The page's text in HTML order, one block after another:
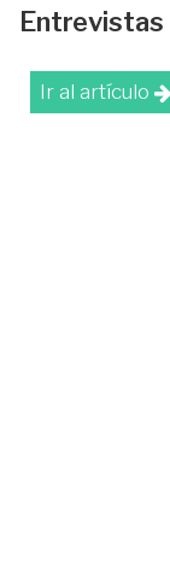
Ir al artículo